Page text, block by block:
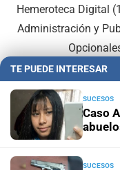
Hemeroteca Digital
Administración y
TE PUEDE INTERESAR
SUCESOS
Caso
SUCESOS